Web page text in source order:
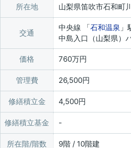
所在地 山梨県笛吹市石和町
交通
中央線 「石和温泉
中島入口（山梨県）
価格 760万円
管理費 26,500円
修繕積立金 4,500円
修繕積立基金
所在階/階数 9階 / 10階建